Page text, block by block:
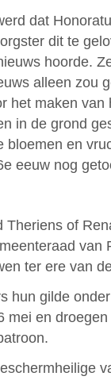
dat
dit te
hoorde.
alleen zou
het maken van
in de grond
bloemen en
eeuw nog
Theriens of
van
ter ere van
hun gilde
mei en